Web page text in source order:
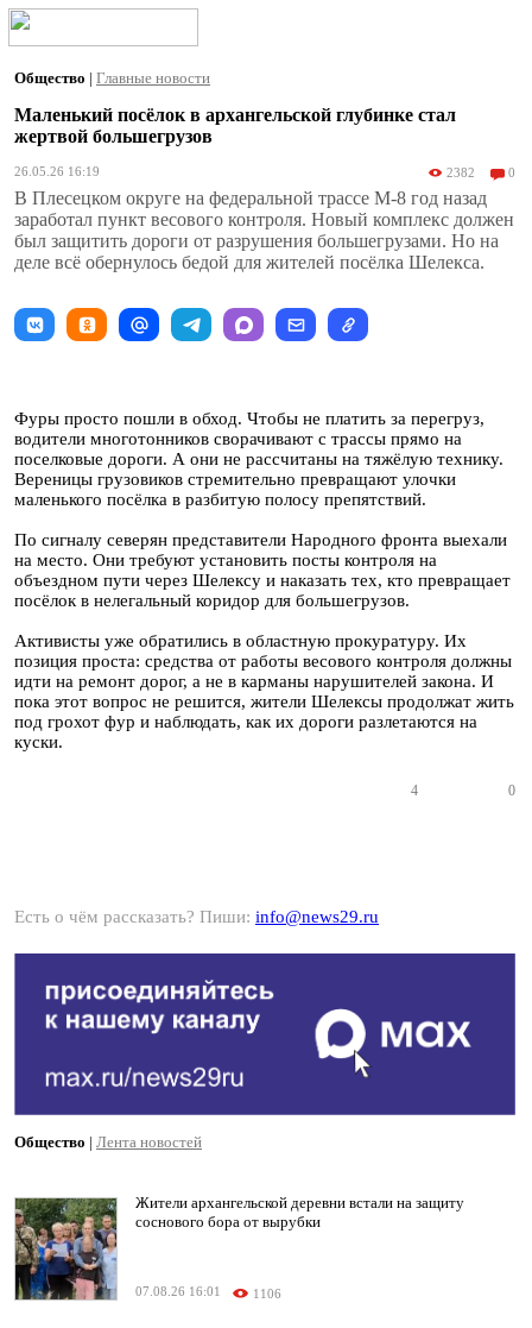
Общество | Главные новости
Маленький посёлок в архангельской глубинке стал
жертвой большегрузов
26.05.26 16:19 2382 0
В Плесецком округе на федеральной трассе М-8 год назад
заработал пункт весового контроля. Новый комплекс должен
был защитить дороги от разрушения большегрузами. Но на
деле всё обернулось бедой для жителей посёлка Шелекса.
Фуры просто пошли в обход. Чтобы не платить за перегруз,
водители многотонников сворачивают с трассы прямо на
поселковые дороги. А они не рассчитаны на тяжёлую технику.
Вереницы грузовиков стремительно превращают улочки
маленького посёлка в разбитую полосу препятствий.
По сигналу северян представители Народного фронта выехали
на место. Они требуют установить посты контроля на
объездном пути через Шелексу и наказать тех, кто превращает
посёлок в нелегальный коридор для большегрузов.
Активисты уже обратились в областную прокуратуру. Их
позиция проста: средства от работы весового контроля должны
идти на ремонт дорог, а не в карманы нарушителей закона. И
пока этот вопрос не решится, жители Шелексы продолжат жить
под грохот фур и наблюдать, как их дороги разлетаются на
куски.
4 0
Есть о чём рассказать? Пиши: info@news29.ru
Общество | Лента новостей
Жители архангельской деревни встали на защиту
соснового бора от вырубки
07.08.26 16:01 1106